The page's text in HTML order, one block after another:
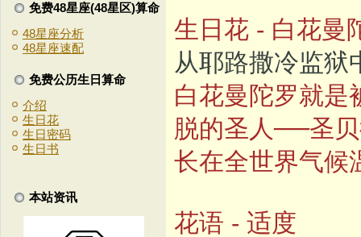
免费48星座(48星区)算命
48星座分析
48星座速配
免费公历生日算命
介绍
生日花
生日密码
生日书
本站资讯
生日花 - 白花曼
从耶路撒冷监狱
白花曼陀罗就是
脱的圣人──圣
长在全世界气候
花语 - 适度